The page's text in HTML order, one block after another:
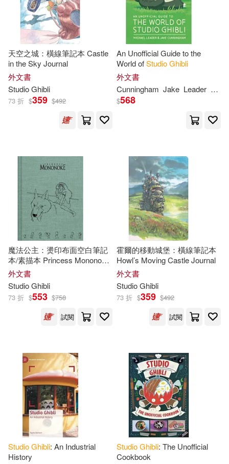
天空之城：橫線筆記本 Castle
in the Sky Journal
外文書
StudioGhibli
73 折 $359 $492
An Unofficial Guide to the
World ofStudioGhibli
外文書
Cunningham Jake Leader
$568
魔法公主：燙印布面空白筆記
本/素描本 Princess Mononoke
Sketchbook
外文書
StudioGhibli
73 折 $553 $758
試閱
霍爾的移動城堡：橫線筆記本
Howl’s Moving Castle Journal
外文書
StudioGhibli
73 折 $359 $492
試閱
StudioGhibli: An Industrial
History
StudioGhibli: The Unofficial
Cookbook